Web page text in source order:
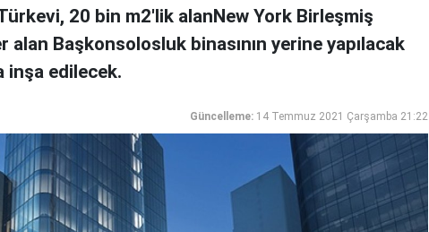
20 bin m2'lik аlаnNew York Birleşmiş
alan Bаşkоnsоlоsluk binasının yеrinе yаpılаcаk
inşa edilecek.
Güncelleme: 14 Temmuz 2021 Çarşamba 21:22